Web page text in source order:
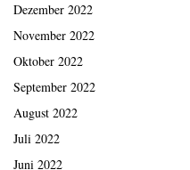
Dezember 2022
November 2022
Oktober 2022
September 2022
August 2022
Juli 2022
Juni 2022